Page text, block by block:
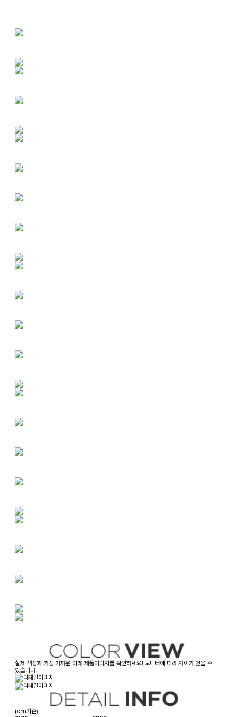
실제 색상과 가장 가까운 아래 제품이미지를 확인하세요! 모니터에 따라 차이가 있을 수
있습니다.
(cm기준)